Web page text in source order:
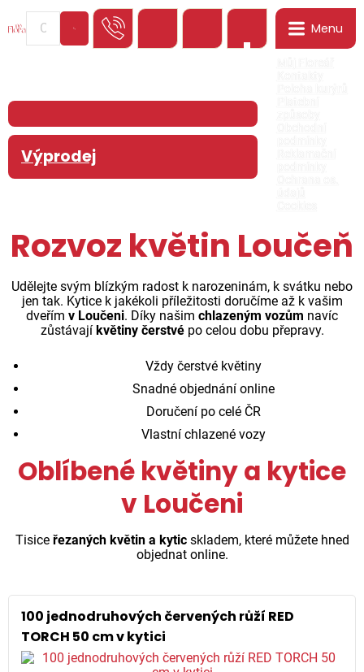
Menu
Výprodej
Rozvoz květin Loučeň
Udělejte svým blízkým radost k narozeninám, k svátku nebo
jen tak. Kytice k jakékoli příležitosti doručíme až k vašim
dveřím v Loučeni. Díky našim chlazeným vozům navíc
zůstávají květiny čerstvépo celou dobu přepravy.
Vždy čerstvé květiny
Snadné objednání online
Doručení po celé ČR
Vlastní chlazené vozy
Oblíbené květiny a kytice
v Loučeni
Tisice řezaných květin a kyticskladem, které můžete hned
objednat online.
100 jednodruhových červených růží RED
TORCH 50 cm v kytici